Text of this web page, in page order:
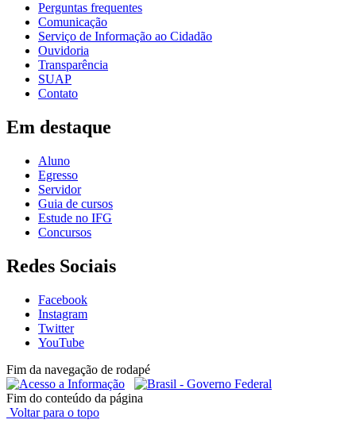
Perguntas frequentes
Comunicação
Serviço de Informação ao Cidadão
Ouvidoria
Transparência
SUAP
Contato
Em destaque
Aluno
Egresso
Servidor
Guia de cursos
Estude no IFG
Concursos
Redes Sociais
Facebook
Instagram
Twitter
YouTube
Fim da navegação de rodapé
Fim do conteúdo da página
Voltar para o topo